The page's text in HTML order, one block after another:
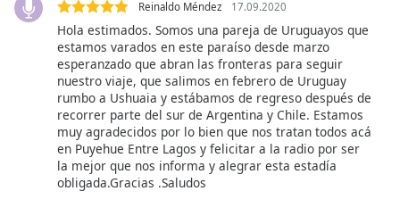
Reinaldo Méndez 17.09.2020
Hola estimados. Somos una pareja de Uruguayos que
estamos varados en este paraíso desde marzo
esperanzado que abran las fronteras para seguir
nuestro viaje, que salimos en febrero de Uruguay
rumbo a Ushuaia y estábamos de regreso después de
recorrer parte del sur de Argentina y Chile. Estamos
muy agradecidos por lo bien que nos tratan todos acá
en Puyehue Entre Lagos y felicitar a la radio por ser
la mejor que nos informa y alegrar esta estadía
obligada.Gracias .Saludos